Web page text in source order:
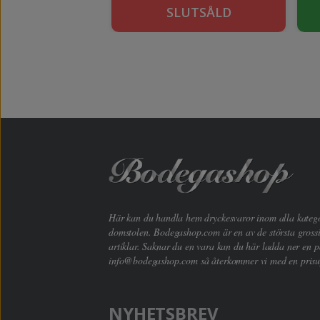
SLUTSÅLD
Här kan du handla hem dryckesvaror inom alla
domstolen. Bodegashop.com är en av de största
artiklar. Saknar du en vara kan du här ladda ner en
info@bodegashop.comså återkommer vi med en
NYHETSBREV